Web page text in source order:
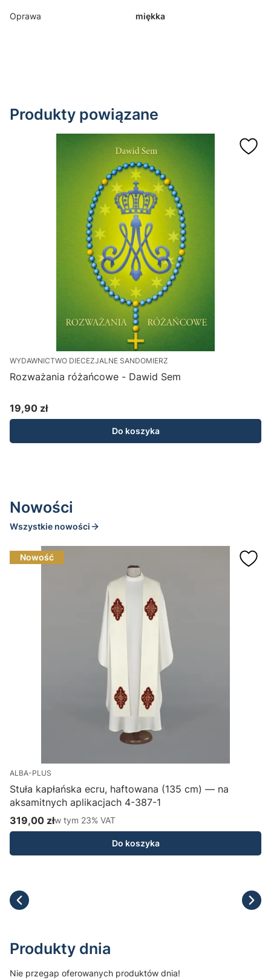
Oprawa miękka
Produkty powiązane
WYDAWNICTWO DIECEZJALNE SANDOMIERZ
Rozważania różańcowe - Dawid Sem
Cena
19,90 zł
Do koszyka
Nowości
Wszystkie nowości
Nowość
ALBA-PLUS
Stuła kapłańska ecru, haftowana (135 cm) — na
aksamitnych aplikacjach 4-387-1
Cena brutto
319,00 złw tym %s VAT
w tym 23% VAT
Do koszyka
Produkty dnia
Nie przegap oferowanych produktów dnia!